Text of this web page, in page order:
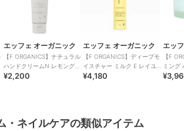
ルカンオリゴサッカリド、エクトイン、クズ根
サ花エキス、グリチルリチン酸２Ｋ、ヨモギ葉エ
ラボン、ザクロ果実エキス、アメリカショウマ根
リフィカ根エキス、カラトウキ根エキス、イタ
ンドロンフェルギネウムエキス、ホホバ種子油
コメヌカ油、シア脂*、グリセリン、ユーカリ
油、ニオイテンジクアオイ油、ラバンデュラハ
、セイロンニッケイ葉油*、ＢＧ、アルギニ
エッフェ オーガニック
【F ORGANICS】ナチュラル
ハンドクリームN レモングラ
ス＆ジュニパー
¥2,200
エッフェ オーガニック
【F ORGANICS】ディープモ
イスチャー ミルク E レイユー
ルデルブの香り＜限定＞
¥4,180
エッ
【F
ミング
・ネイルケアの類似アイテム